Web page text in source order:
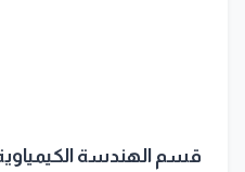
قسم الهندسة